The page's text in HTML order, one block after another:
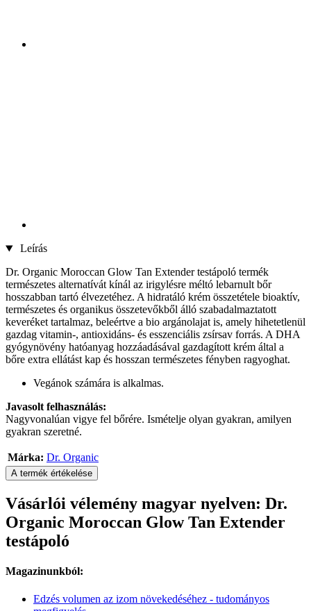
Leírás
Dr. Organic Moroccan Glow Tan Extender testápoló termék
természetes alternatívát kínál az irigylésre méltó lebarnult bőr
hosszabban tartó élvezetéhez. A hidratáló krém összetétele bioaktív,
természetes és organikus összetevőkből álló szabadalmaztatott
keveréket tartalmaz, beleértve a bio argánolajat is, amely hihetetlenül
gazdag vitamin-, antioxidáns- és esszenciális zsírsav forrás. A DHA
gyógynövény hatóanyag hozzáadásával gazdagított krém által a
bőre extra ellátást kap és hosszan természetes fényben ragyoghat.
Vegánok számára is alkalmas.
Javasolt felhasználás:
Nagyvonalúan vigye fel bőrére. Ismételje olyan gyakran, amilyen
gyakran szeretné.
Márka: Dr. Organic
A termék értékelése
Vásárlói vélemény magyar nyelven: Dr.
Organic Moroccan Glow Tan Extender
testápoló
Magazinunkból:
Edzés volumen az izom növekedéséhez - tudományos